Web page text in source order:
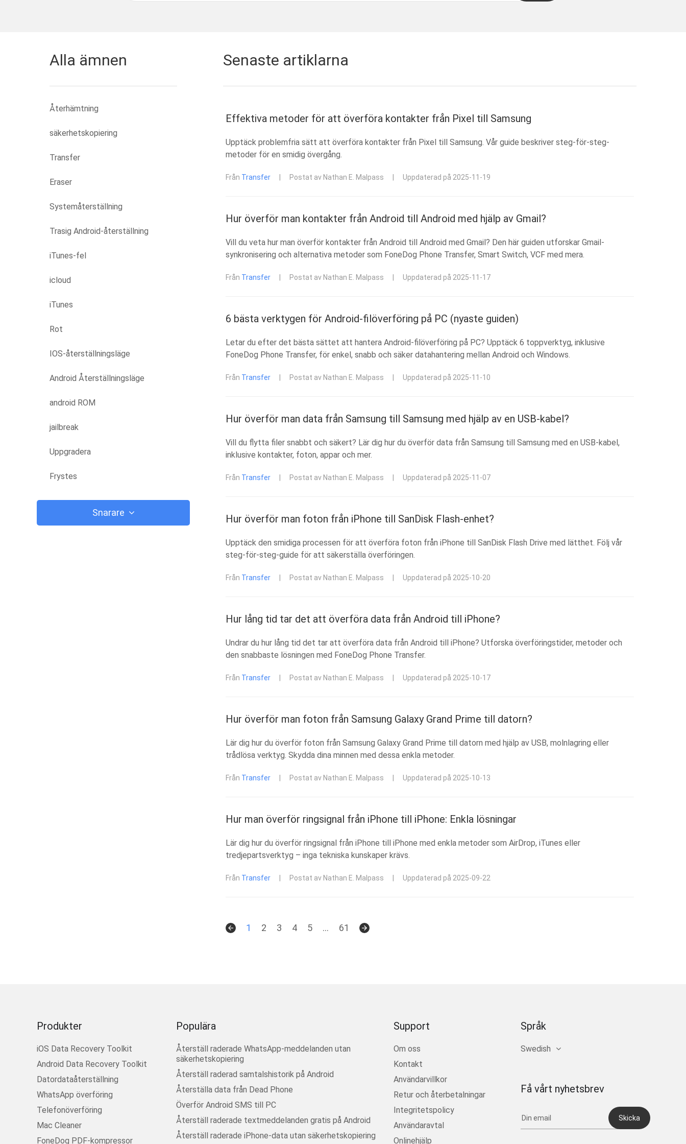
Alla ämnen
Återhämtning
säkerhetskopiering
Transfer
Eraser
Systemåterställning
Trasig Android-återställning
iTunes-fel
icloud
iTunes
Rot
IOS-återställningsläge
Android Återställningsläge
android ROM
jailbreak
Uppgradera
Frystes
Snarare
Senaste artiklarna
Effektiva metoder för att överföra kontakter från Pixel till Samsung
Upptäck problemfria sätt att överföra kontakter från Pixel till Samsung. Vår guide beskriver steg-för-steg-
metoder för en smidig övergång.
Från Transfer Postat av Nathan E. Malpass Uppdaterad på 2025-11-19
Hur överför man kontakter från Android till Android med hjälp av Gmail?
Vill du veta hur man överför kontakter från Android till Android med Gmail? Den här guiden utforskar Gmail-
synkronisering och alternativa metoder som FoneDog Phone Transfer, Smart Switch, VCF med mera.
Från Transfer Postat av Nathan E. Malpass Uppdaterad på 2025-11-17
6 bästa verktygen för Android-filöverföring på PC (nyaste guiden)
Letar du efter det bästa sättet att hantera Android-filöverföring på PC? Upptäck 6 toppverktyg, inklusive
FoneDog Phone Transfer, för enkel, snabb och säker datahantering mellan Android och Windows.
Från Transfer Postat av Nathan E. Malpass Uppdaterad på 2025-11-10
Hur överför man data från Samsung till Samsung med hjälp av en USB-kabel?
Vill du flytta filer snabbt och säkert? Lär dig hur du överför data från Samsung till Samsung med en USB-kabel,
inklusive kontakter, foton, appar och mer.
Från Transfer Postat av Nathan E. Malpass Uppdaterad på 2025-11-07
Hur överför man foton från iPhone till SanDisk Flash-enhet?
Upptäck den smidiga processen för att överföra foton från iPhone till SanDisk Flash Drive med lätthet. Följ vår
steg-för-steg-guide för att säkerställa överföringen.
Från Transfer Postat av Nathan E. Malpass Uppdaterad på 2025-10-20
Hur lång tid tar det att överföra data från Android till iPhone?
Undrar du hur lång tid det tar att överföra data från Android till iPhone? Utforska överföringstider, metoder och
den snabbaste lösningen med FoneDog Phone Transfer.
Från Transfer Postat av Nathan E. Malpass Uppdaterad på 2025-10-17
Hur överför man foton från Samsung Galaxy Grand Prime till datorn?
Lär dig hur du överför foton från Samsung Galaxy Grand Prime till datorn med hjälp av USB, molnlagring eller
trådlösa verktyg. Skydda dina minnen med dessa enkla metoder.
Från Transfer Postat av Nathan E. Malpass Uppdaterad på 2025-10-13
Hur man överför ringsignal från iPhone till iPhone: Enkla lösningar
Lär dig hur du överför ringsignal från iPhone till iPhone med enkla metoder som AirDrop, iTunes eller
tredjepartsverktyg – inga tekniska kunskaper krävs.
Från Transfer Postat av Nathan E. Malpass Uppdaterad på 2025-09-22
1 2 3 4 5 ... 61
Produkter
iOS Data Recovery Toolkit
Android Data Recovery Toolkit
Datordataåterställning
WhatsApp överföring
Telefonöverföring
Mac Cleaner
FoneDog PDF-kompressor
Populära
Återställ raderade WhatsApp-meddelanden utan
säkerhetskopiering
Återställ raderad samtalshistorik på Android
Återställa data från Dead Phone
Överför Android SMS till PC
Återställ raderade textmeddelanden gratis på Android
Återställ raderade iPhone-data utan säkerhetskopiering
Support
Om oss
Kontakt
Användarvillkor
Retur och återbetalningar
Integritetspolicy
Användaravtal
Onlinehjälp
Språk
Swedish
Få vårt nyhetsbrev
Skicka